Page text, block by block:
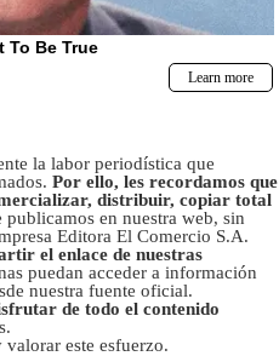
la labor periodística que
Por ello, les recordamos que
distribuir, copiar total
publicamos en nuestra web, sin
Editora El Comercio S.A.
el enlace de nuestras
puedan acceder a información
nuestra fuente oficial.
de todo el contenido
este esfuerzo.